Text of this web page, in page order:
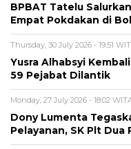
BPBAT Tatelu
Empat Pokdakan di
Thursday, 30 July 2026 - 19:51
Yusra Alhabsyi
59 Pejabat Dilantik
Monday, 27 July 2026 - 18:02
Dony Lumenta
Pelayanan, SK Plt